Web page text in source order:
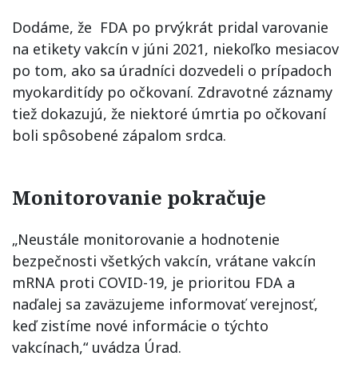
Dodáme, že FDA po prvýkrát pridal varovanie
na etikety vakcín v júni 2021, niekoľko mesiacov
po tom, ako sa úradníci dozvedeli o prípadoch
myokarditídy po očkovaní. Zdravotné záznamy
tiež dokazujú, že niektoré úmrtia po očkovaní
boli spôsobené zápalom srdca.
Monitorovanie pokračuje
„Neustále monitorovanie a hodnotenie
bezpečnosti všetkých vakcín, vrátane vakcín
mRNA proti COVID-19, je prioritou FDA a
naďalej sa zaväzujeme informovať verejnosť,
keď zistíme nové informácie o týchto
vakcínach,“ uvádza Úrad.